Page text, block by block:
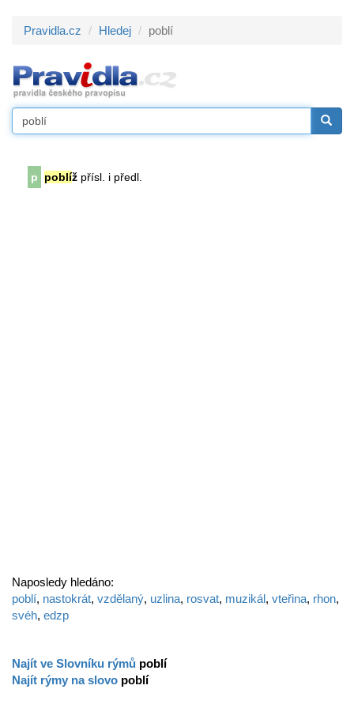
Pravidla.cz Hledej poblí
p poblíž přísl. i předl.
Naposledy hledáno:
poblí, nastokrát, vzdělaný, uzlina, rosvat, muzikál, vteřina, rhon,
svéh, edzp
Najít ve Slovníku rýmů poblí
Najít rýmy na slovo poblí